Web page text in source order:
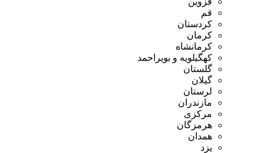
قم
کردستان
کرمان
کرمانشاه
کهگیلویه و بویراحمد
گلستان
گیلان
لرستان
مازندران
مرکزی
هرمزگان
همدان
یزد